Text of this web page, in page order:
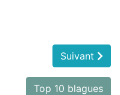
Suivant
Top 10 blagues